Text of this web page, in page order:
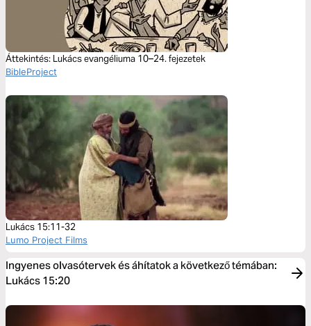
Áttekintés: Lukács evangéliuma 10–24. fejezetek
BibleProject
Lukács 15:11-32
Lumo Project Films
Ingyenes olvasótervek és áhítatok a következő témában:
Lukács 15:20